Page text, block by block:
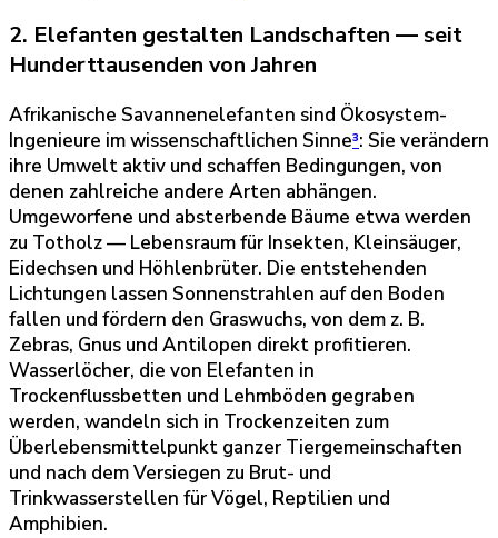
2. Elefanten gestalten Landschaften — seit
Hunderttausenden von Jahren
Afrikanische Savannenelefanten sind Ökosystem-
Ingenieure im wissenschaftlichen Sinne³: Sie verändern
ihre Umwelt aktiv und schaffen Bedingungen, von
denen zahlreiche andere Arten abhängen.
Umgeworfene und absterbende Bäume etwa werden
zu Totholz — Lebensraum für Insekten, Kleinsäuger,
Eidechsen und Höhlenbrüter. Die entstehenden
Lichtungen lassen Sonnenstrahlen auf den Boden
fallen und fördern den Graswuchs, von dem z. B.
Zebras, Gnus und Antilopen direkt profitieren.
Wasserlöcher, die von Elefanten in
Trockenflussbetten und Lehmböden gegraben
werden, wandeln sich in Trockenzeiten zum
Überlebensmittelpunkt ganzer Tiergemeinschaften
und nach dem Versiegen zu Brut- und
Trinkwasserstellen für Vögel, Reptilien und
Amphibien.